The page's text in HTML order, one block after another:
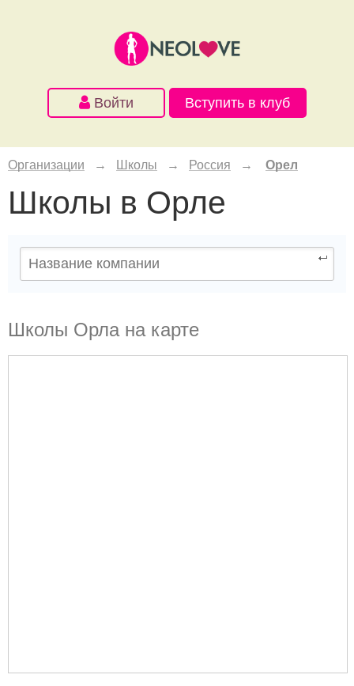
Войти Вступить в клуб
Организации → Школы → Россия → Орел
Школы в Орле
Школы Орла на карте